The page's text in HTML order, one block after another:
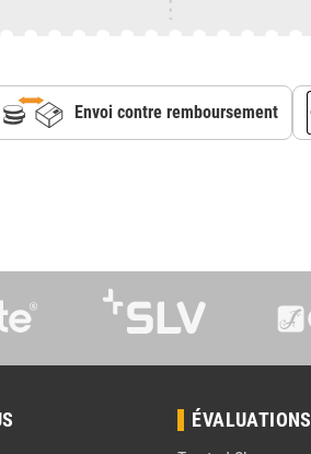
Envoi contre remboursement
ÉVALUATIONS